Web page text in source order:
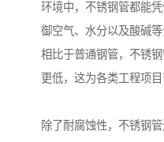
环境中，不锈钢管都能
御空气、水分以及酸碱等
相比于普通钢管，不锈
更低，这为各类工程项
除了耐腐蚀性，不锈钢